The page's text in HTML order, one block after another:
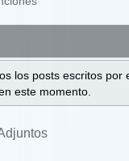
los posts escritos
este momento.